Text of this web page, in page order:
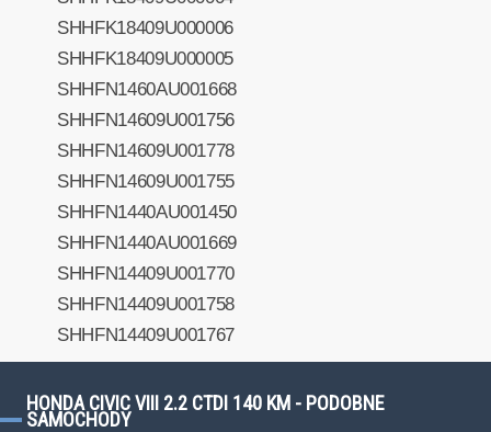
SHHFK18409U000006
SHHFK18409U000005
SHHFN1460AU001668
SHHFN14609U001756
SHHFN14609U001778
SHHFN14609U001755
SHHFN1440AU001450
SHHFN1440AU001669
SHHFN14409U001770
SHHFN14409U001758
SHHFN14409U001767
HONDA CIVIC VIII 2.2 CTDI 140 KM - PODOBNE
SAMOCHODY